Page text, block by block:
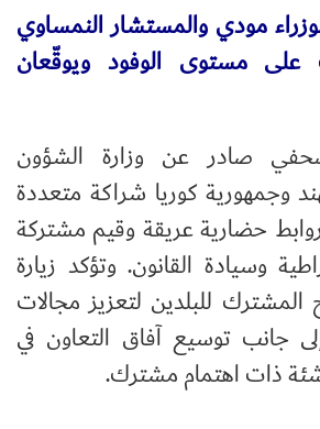
مودي والمستشار النمساوي
على مستوى الوفود ويوقّعان
صادر عن وزارة الشؤون
وجمهورية كوريا شراكة متعددة
روابط حضارية عريقة وقيم مشتركة
وسيادة القانون. وتؤكد زيارة
للبلدين لتعزيز مجالات
إلى جانب توسيع آفاق التعاون في
ذات اهتمام مشترك.